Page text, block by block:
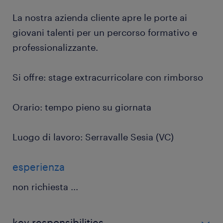
La nostra azienda cliente apre le porte ai
giovani talenti per un percorso formativo e
professionalizzante.
Si offre: stage extracurricolare con rimborso
Orario: tempo pieno su giornata
Luogo di lavoro: Serravalle Sesia (VC)
esperienza
non richiesta ...